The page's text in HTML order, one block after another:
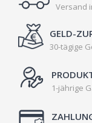
Versand
GELD-
30-tägige
1-jährige